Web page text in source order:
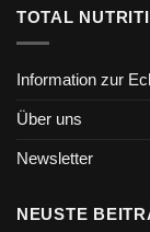
TOTAL
Information zur
Über uns
Newsletter
NEUSTE